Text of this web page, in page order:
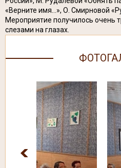
«Верните имя…», О. Смирновой
Мероприятие получилось очень
слезами на глазах.